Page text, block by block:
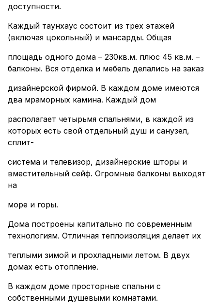
доступности.
Каждый таунхаус состоит из трех этажей
(включая цокольный) и мансарды. Общая
площадь одного дома – 230кв.м. плюс 45 кв.м. –
балконы. Вся отделка и мебель делались на заказ
дизайнерской фирмой. В каждом доме имеются
два мраморных камина. Каждый дом
располагает четырьмя спальнями, в каждой из
которых есть свой отдельный душ и санузел,
сплит-
система и телевизор, дизайнерские шторы и
вместительный сейф. Огромные балконы выходят
на
море и горы.
Дома построены капитально по современным
технологиям. Отличная теплоизоляция делает их
теплыми зимой и прохладными летом. В двух
домах есть отопление.
В каждом доме просторные спальни с
собственными душевыми комнатами.